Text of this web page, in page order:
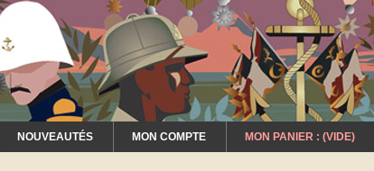
NOUVEAUTÉS MON COMPTE MON PANIER : (VIDE)